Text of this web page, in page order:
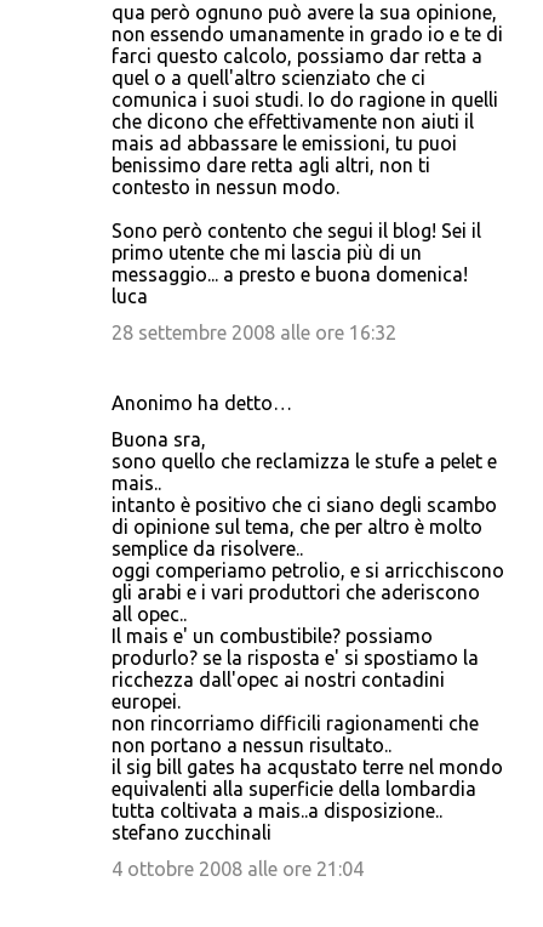
qua però ognuno può avere la sua opinione,
non essendo umanamente in grado io e te di
farci questo calcolo, possiamo dar retta a
quel o a quell'altro scienziato che ci
comunica i suoi studi. Io do ragione in quelli
che dicono che effettivamente non aiuti il
mais ad abbassare le emissioni, tu puoi
benissimo dare retta agli altri, non ti
contesto in nessun modo.
Sono però contento che segui il blog! Sei il
primo utente che mi lascia più di un
messaggio... a presto e buona domenica!
luca
28 settembre 2008 alle ore 16:32
Anonimo ha detto…
Buona sra,
sono quello che reclamizza le stufe a pelet e
mais..
intanto è positivo che ci siano degli scambo
di opinione sul tema, che per altro è molto
semplice da risolvere..
oggi comperiamo petrolio, e si arricchiscono
gli arabi e i vari produttori che aderiscono
all opec..
Il mais e' un combustibile? possiamo
produrlo? se la risposta e' si spostiamo la
ricchezza dall'opec ai nostri contadini
europei.
non rincorriamo difficili ragionamenti che
non portano a nessun risultato..
il sig bill gates ha acqustato terre nel mondo
equivalenti alla superficie della lombardia
tutta coltivata a mais..a disposizione..
stefano zucchinali
4 ottobre 2008 alle ore 21:04